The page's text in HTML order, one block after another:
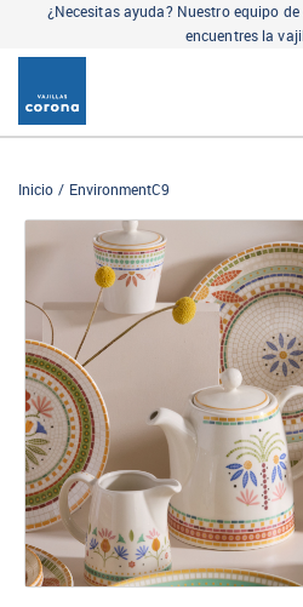
¿Necesitas ayuda? Nuestro equipo
encuentres la
Inicio EnvironmentC9